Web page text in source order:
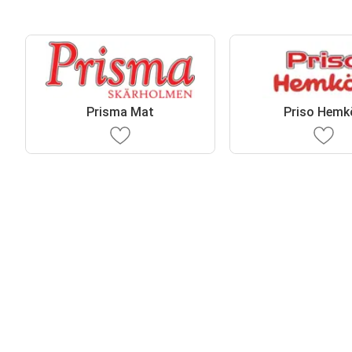
Prisma Mat Priso